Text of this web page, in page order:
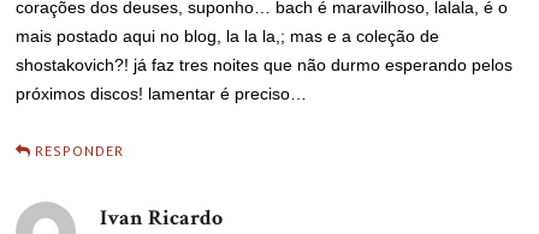
corações dos deuses, suponho… bach é maravilhoso, lalala, é o
mais postado aqui no blog, la la la,; mas e a coleção de
shostakovich?! já faz tres noites que não durmo esperando pelos
próximos discos! lamentar é preciso…
RESPONDER
Ivan Ricardo